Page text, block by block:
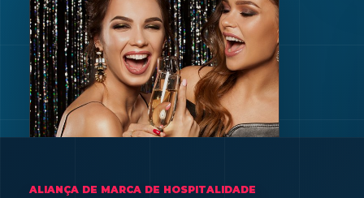
ALIANÇA DE MARCA DE HOSPITALIDADE